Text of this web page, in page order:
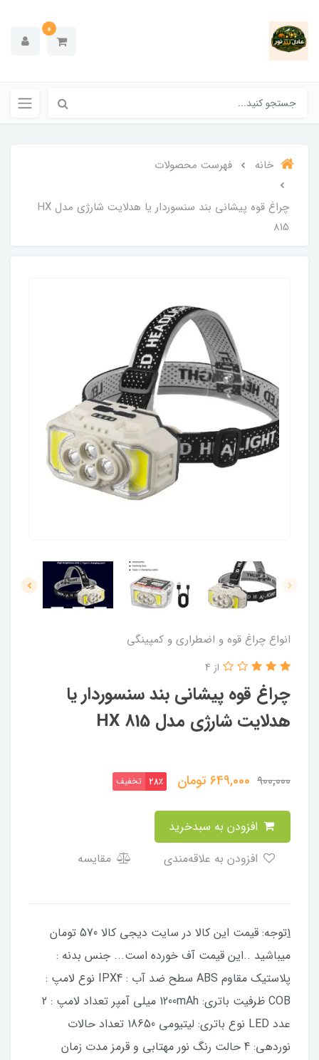
0
خانه فهرست محصولات
چراغ قوه پیشانی بند سنسوردار یا هدلایت شارژی مدل HX
815
انواع چراغ قوه و اضطراری و کمپینگی
چراغ قوه پیشانی بند سنسوردار یا
هدلایت شارژی مدل HX 815
از 4
900,000
649,000تومان 28٪ تخفیف
مقایسه
1
توجه: قیمت این کالا در سایت دیجی کالا 570 تومان
میباشید ..این قیمت آف خورده است... جنس بدنه :
پلاستیک مقاوم ABS سطح ضد آب : IPX4 نوع لامپ :
COB ظرفیت باتری‌: 1200mAh میلی آمپر تعداد لامپ : 2
عدد LED نوع باتری: لیتیومی 18650 تعداد حالات
نوردهی: 4 حالت رنگ نور مهتابی و قرمز مدت زمان